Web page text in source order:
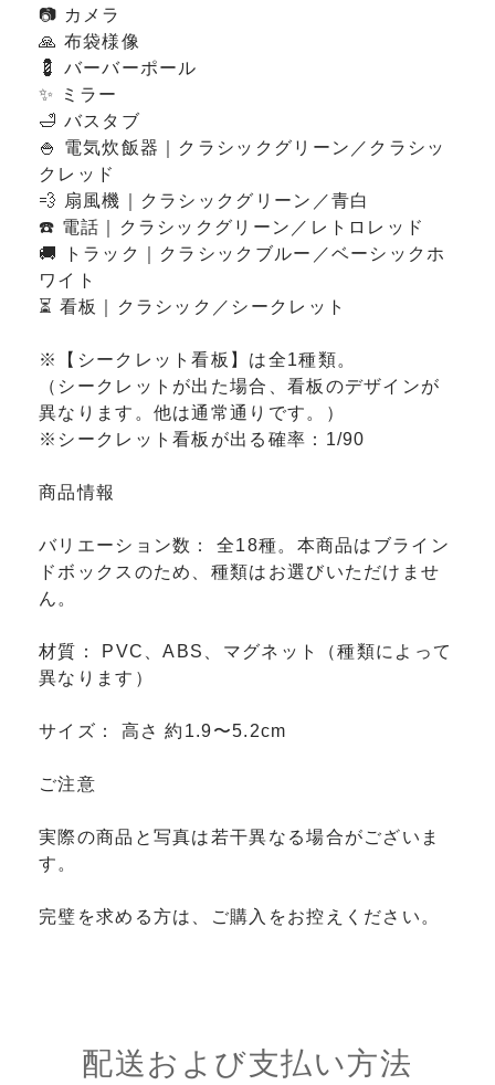
📷 カメラ
🙏 布袋様像
💈 バーバーポール
✨ ミラー
🛁 バスタブ
🍚 電気炊飯器｜クラシックグリーン／クラシッ
クレッド
💨 扇風機｜クラシックグリーン／青白
☎️ 電話｜クラシックグリーン／レトロレッド
🚚 トラック｜クラシックブルー／ベーシックホ
ワイト
⏳ 看板｜クラシック／シークレット
※【シークレット看板】は全1種類。
（シークレットが出た場合、看板のデザインが
異なります。他は通常通りです。）
※シークレット看板が出る確率：1/90
商品情報
バリエーション数： 全18種。本商品はブライン
ドボックスのため、種類はお選びいただけませ
ん。
材質： PVC、ABS、マグネット（種類によって
異なります）
サイズ： 高さ 約1.9〜5.2cm
ご注意
実際の商品と写真は若干異なる場合がございま
す。
完璧を求める方は、ご購入をお控えください。
配送および支払い方法